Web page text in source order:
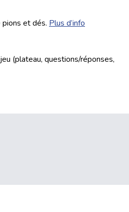
et dés. Plus d’info
(plateau, questions/réponses,